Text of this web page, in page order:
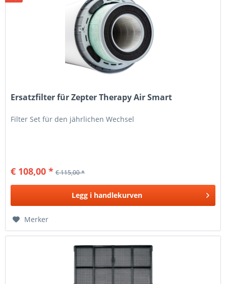
Ersatzfilter für Zepter Therapy Air Smart
Filter Set für den jährlichen Wechsel
€ 108,00 * € 115,00 *
Legg i handlekurven
Merker